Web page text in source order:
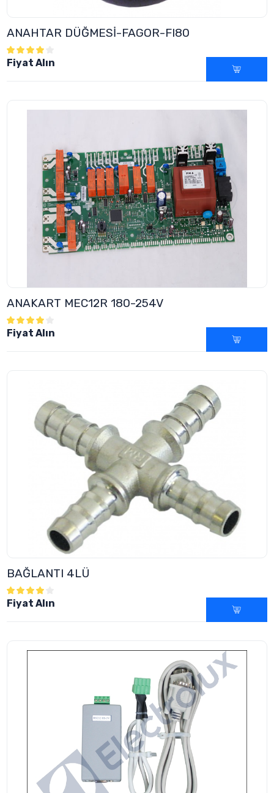
ANAHTAR DÜĞMESİ-FAGOR-FI80
Fiyat Alın
ANAKART MEC12R 180-254V
Fiyat Alın
BAĞLANTI 4LÜ
Fiyat Alın